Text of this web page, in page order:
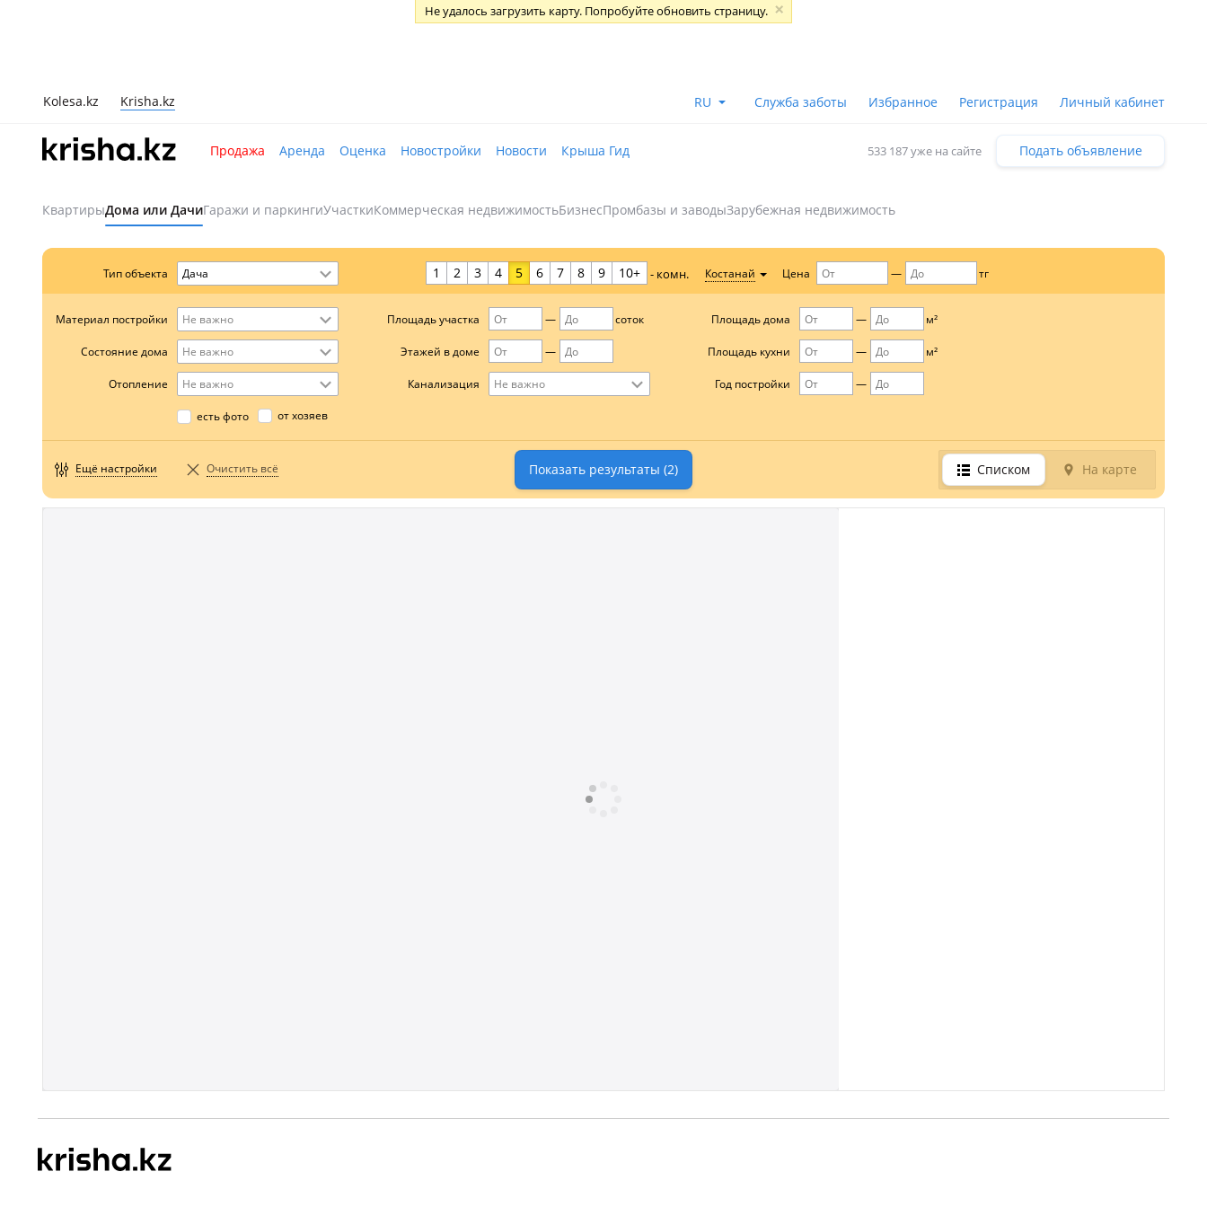
Kolesa.kz Krisha.kz RU Служба заботы Избранное Регистрация Личный кабинет
Продажа Аренда Оценка Новостройки Новости Крыша Гид 533 187 уже на сайте Подать объявление
КвартирыДома или ДачиГаражи и паркингиУчасткиКоммерческая недвижимостьБизнесПромбазы и заводыЗарубежная недвижимость
Тип объекта Дача 1 2 3 4 5 6 7 8 9 10+ - комн. Костанай Цена тг
Материал постройки Не важно Площадь участка соток Площадь дома м²
Состояние дома Не важно Этажей в доме Площадь кухни м²
Отопление Не важно Канализация Не важно Год постройки
есть фото от хозяев
Ещё настройки Очистить всё Показать результаты (2) Списком На карте